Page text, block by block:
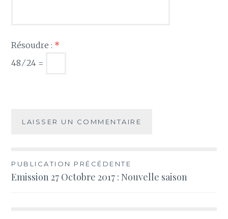
Résoudre : *
48 ⁄ 24 =
Navigation
de
PUBLICATION PRÉCÉDENTE
Emission 27 Octobre 2017 : Nouvelle saison